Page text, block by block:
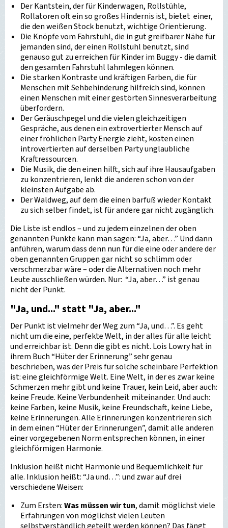
Der Kantstein, der für Kinderwagen, Rollstühle,
Rollatoren oft ein so großes Hindernis ist, bietet einer,
die den weißen Stock benutzt, wichtige Orientierung.
Die Knöpfe vom Fahrstuhl, die in gut greifbarer Nähe für
jemanden sind, der einen Rollstuhl benutzt, sind
genauso gut zu erreichen für Kinder im Buggy - die damit
den gesamten Fahrstuhl lahmlegen können.
Die starken Kontraste und kräftigen Farben, die für
Menschen mit Sehbehinderung hilfreich sind, können
einen Menschen mit einer gestörten Sinnesverarbeitung
überfordern.
Der Geräuschpegel und die vielen gleichzeitigen
Gespräche, aus denen ein extrovertierter Mensch auf
einer fröhlichen Party Energie zieht, kosten einen
introvertierten auf derselben Party unglaubliche
Kraftressourcen.
Die Musik, die den einen hilft, sich auf ihre Hausaufgaben
zu konzentrieren, lenkt die anderen schon von der
kleinsten Aufgabe ab.
Der Waldweg, auf dem die einen barfuß wieder Kontakt
zu sich selber findet, ist für andere gar nicht zugänglich.
Die Liste ist endlos – und zu jedem einzelnen der oben
genannten Punkte kann man sagen: “Ja, aber…” Und dann
anführen, warum dass denn nun für die eine oder andere der
oben genannten Gruppen gar nicht so schlimm oder
verschmerzbar wäre – oder die Alternativen noch mehr
Leute ausschließen würden. Nur: “Ja, aber…” ist genau
nicht der Punkt.
"Ja, und..." statt "Ja, aber..."
Der Punkt ist vielmehr der Weg zum “Ja, und…”. Es geht
nicht um die eine, perfekte Welt, in der alles für alle leicht
und erreichbar ist. Denn die gibt es nicht. Lois Lowry hat in
ihrem Buch “Hüter der Erinnerung” sehr genau
beschrieben, was der Preis für solche scheinbare Perfektion
ist: eine gleichförmige Welt. Eine Welt, in der es zwar keine
Schmerzen mehr gibt und keine Trauer, kein Leid, aber auch:
keine Freude. Keine Verbundenheit miteinander. Und auch:
keine Farben, keine Musik, keine Freundschaft, keine Liebe,
keine Erinnerungen. Alle Erinnerungen konzentrieren sich
in dem einen “Hüter der Erinnerungen”, damit alle anderen
einer vorgegebenen Norm entsprechen können, in einer
gleichförmigen Harmonie.
Inklusion heißt nicht Harmonie und Bequemlichkeit für
alle. Inklusion heißt: “Ja und…”: und zwar auf drei
verschiedene Weisen:
Zum Ersten:Was müssen wir tun, damit möglichst viele
Erfahrungen von möglichst vielen Leuten